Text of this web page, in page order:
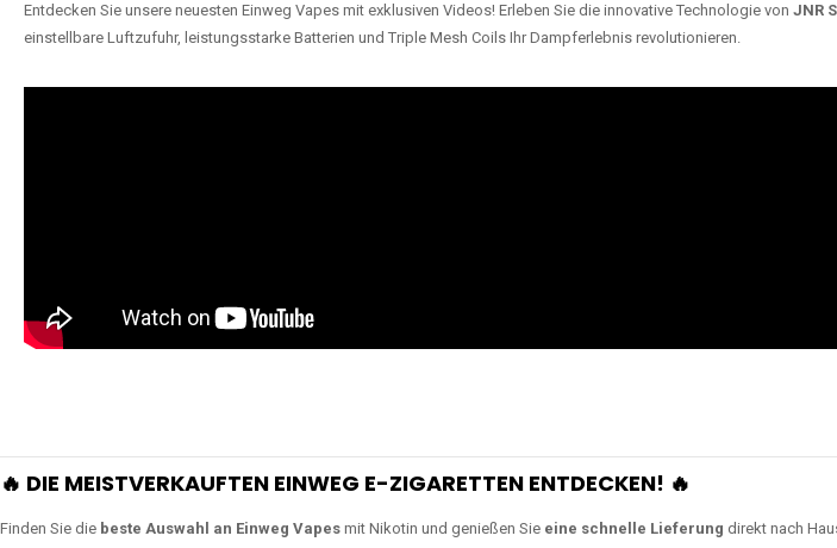
Entdecken Sie unsere neuesten Einweg Vapes mit exklusiven Videos! Erleben Sie die innovative Technologie von JNR
einstellbare Luftzufuhr, leistungsstarke Batterien und Triple Mesh Coils Ihr Dampferlebnis revolutionieren.
🔥 DIE MEISTVERKAUFTEN EINWEG E-ZIGARETTEN ENTDECKEN! 🔥
Finden Sie die beste Auswahl an Einweg Vapes mit Nikotin und genießen Sie eine schnelle Lieferung direkt nach